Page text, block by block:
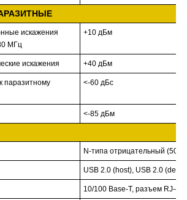
искажения
МГц
+10 дБм
искажения +40 дБм
паразитному
<-60 дБс
<-85 дБм
N-типа отрицательный (50
USB 2.0 (host), USB 2.0
10/100 Base-T, разъем RJ-45